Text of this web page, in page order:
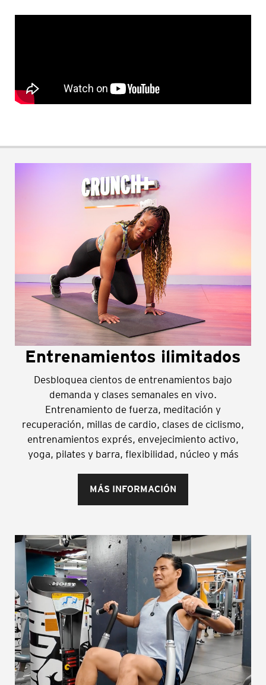
Entrenamientos ilimitados
Desbloquea cientos de entrenamientos bajo
demanda y clases semanales en vivo.
Entrenamiento de fuerza, meditación y
recuperación, millas de cardio, clases de ciclismo,
entrenamientos exprés, envejecimiento activo,
yoga, pilates y barra, flexibilidad, núcleo y más
MÁS INFORMACIÓN